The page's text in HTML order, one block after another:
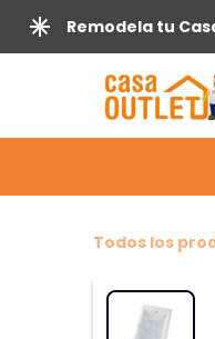
Remodela tu
Todos los